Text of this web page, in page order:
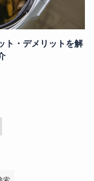
ト・デメリットを解